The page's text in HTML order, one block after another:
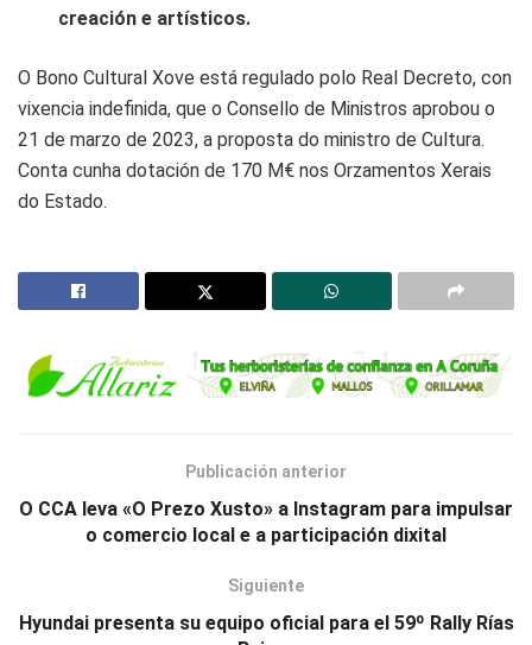
creación e artísticos.
O Bono Cultural Xove está regulado polo Real Decreto, con
vixencia indefinida, que o Consello de Ministros aprobou o
21 de marzo de 2023, a proposta do ministro de Cultura.
Conta cunha dotación de 170 M€ nos Orzamentos Xerais
do Estado.
Publicación anterior
O CCA leva «O Prezo Xusto» a Instagram para impulsar
o comercio local e a participación dixital
Siguiente
Hyundai presenta su equipo oficial para el 59º Rally Rías